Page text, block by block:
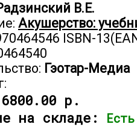
В.Е.
Акушерство:
ISBN-
Гэотар-Медиа
6800.00 р.
на складе: